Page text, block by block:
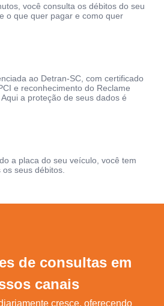
você consulta os débitos do seu
o que quer pagar e como quer
ao Detran-SC, com certificado
e reconhecimento do Reclame
a proteção de seus dados é
a placa do seu veículo, você tem
seus débitos.
de consultas em
canais
cresce, oferecendo